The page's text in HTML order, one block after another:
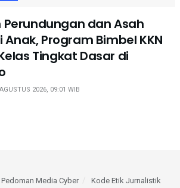
Perundungan dan Asah
Anak, Program Bimbel KKN
Tingkat Dasar di
2026, 09:01 WIB
Pedoman Media Cyber Kode Etik Jurnalistik